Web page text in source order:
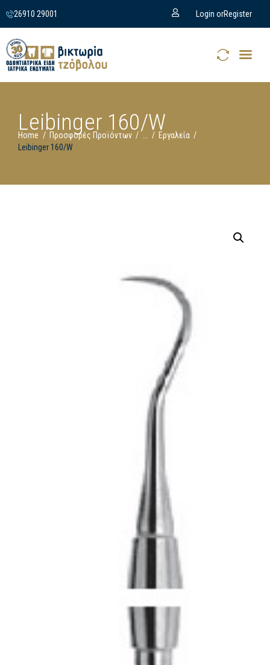
26910 29001 Login orRegister
Leibinger 160/W
Home Προσφορές Προϊόντων
Εργαλεία
Leibinger 160/W